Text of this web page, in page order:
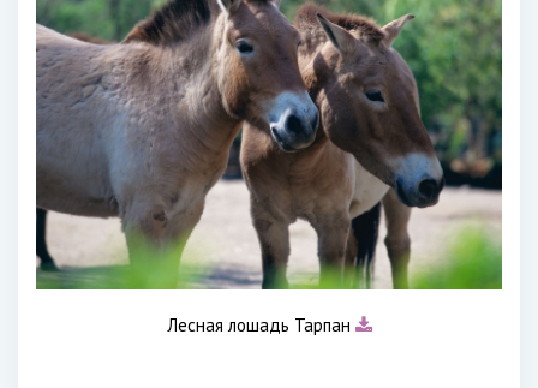
Лесная лошадь Тарпан